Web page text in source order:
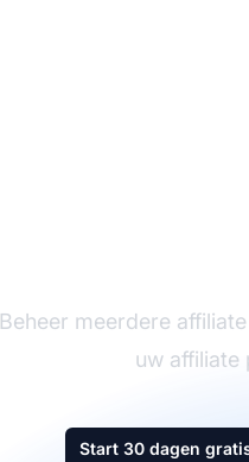
Beheer meerdere
uw affiliate
Start 30 dagen